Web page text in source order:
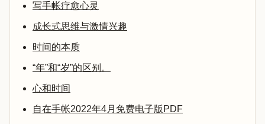
写手帐疗愈心灵
成长式思维与激情兴趣
时间的本质
“年”和“岁”的区别。
心和时间
自在手帐2022年4月免费电子版PDF